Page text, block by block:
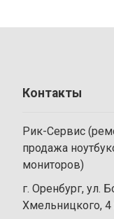
Контакты
Рик-Сервис
продажа
мониторов)
г. Оренбург, ул.
Хмельницкого,